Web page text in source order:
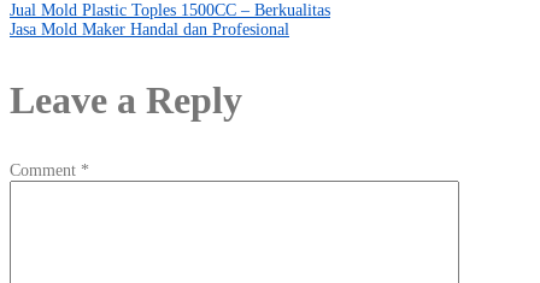
Jual Mold Plastic Toples 1500CC – Berkualitas
Jasa Mold Maker Handal dan Profesional
Leave a Reply
Comment *